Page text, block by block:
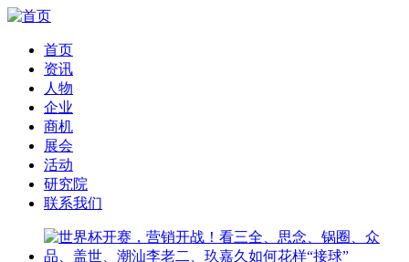
首页
资讯
人物
企业
商机
展会
活动
研究院
联系我们